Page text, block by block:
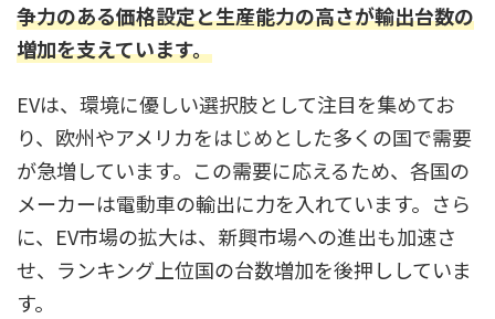
争力のある価格設定と生産能力の高さが輸出台数の
増加を支えています。
EVは、環境に優しい選択肢として注目を集めてお
り、欧州やアメリカをはじめとした多くの国で需要
が急増しています。この需要に応えるため、各国の
メーカーは電動車の輸出に力を入れています。さら
に、EV市場の拡大は、新興市場への進出も加速さ
せ、ランキング上位国の台数増加を後押ししていま
す。